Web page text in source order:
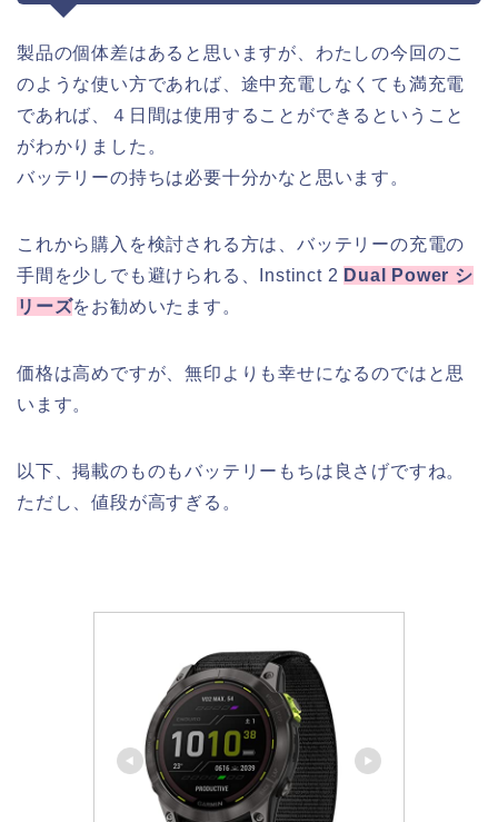
製品の個体差はあると思いますが、わたしの今回のこ
のような使い方であれば、途中充電しなくても満充電
であれば、４日間は使用することができるということ
がわかりました。
バッテリーの持ちは必要十分かなと思います。
これから購入を検討される方は、バッテリーの充電の
手間を少しでも避けられる、Instinct 2 Dual Power シ
リーズをお勧めいたます。
価格は高めですが、無印よりも幸せになるのではと思
います。
以下、掲載のものもバッテリーもちは良さげですね。
ただし、値段が高すぎる。